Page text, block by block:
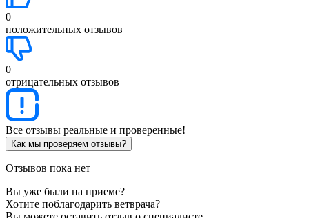
0
положительных отзывов
0
отрицательных отзывов
Все отзывы реальные и проверенные!
Как мы проверяем отзывы?
Отзывов пока нет
Вы уже были на приеме?
Хотите поблагодарить ветврача?